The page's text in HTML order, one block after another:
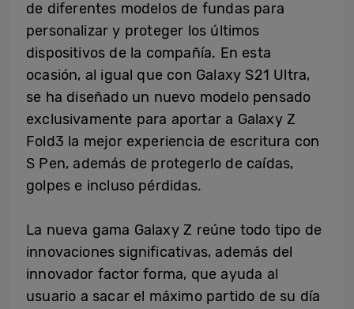
de diferentes modelos de fundas para
personalizar y proteger los últimos
dispositivos de la compañía. En esta
ocasión, al igual que con Galaxy S21 Ultra,
se ha diseñado un nuevo modelo pensado
exclusivamente para aportar a Galaxy Z
Fold3 la mejor experiencia de escritura con
S Pen, además de protegerlo de caídas,
golpes e incluso pérdidas.
La nueva gama Galaxy Z reúne todo tipo de
innovaciones significativas, además del
innovador factor forma, que ayuda al
usuario a sacar el máximo partido de su día